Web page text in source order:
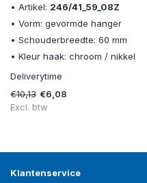
• Artikel: 246/41_59_08Z
• Vorm: gevormde hanger
• Schouderbreedte: 60 mm
• Kleur haak: chroom / nikkel
Deliverytime
€10,13 €6,08
Excl. btw
Klantenservice